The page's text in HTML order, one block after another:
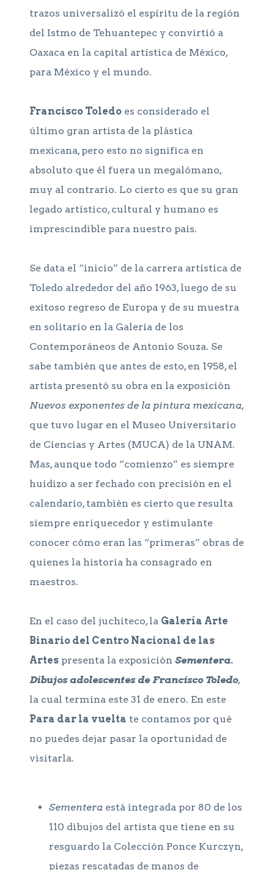
trazos universalizó el espíritu de la región
del Istmo de Tehuantepec y convirtió a
Oaxaca en la capital artística de México,
para México y el mundo.
Francisco Toledo es considerado el
último gran artista de la plástica
mexicana, pero esto no significa en
absoluto que él fuera un megalómano,
muy al contrario. Lo cierto es que su gran
legado artístico, cultural y humano es
imprescindible para nuestro país.
Se data el “inicio” de la carrera artística de
Toledo alrededor del año 1963, luego de su
exitoso regreso de Europa y de su muestra
en solitario en la Galería de los
Contemporáneos de Antonio Souza. Se
sabe también que antes de esto, en 1958, el
artista presentó su obra en la exposición
Nuevos exponentes de la pintura mexicana,
que tuvo lugar en el Museo Universitario
de Ciencias y Artes (MUCA) de la UNAM.
Mas, aunque todo “comienzo” es siempre
huidizo a ser fechado con precisión en el
calendario, también es cierto que resulta
siempre enriquecedor y estimulante
conocer cómo eran las “primeras” obras de
quienes la historia ha consagrado en
maestros.
En el caso del juchiteco, la Galería Arte
Binario del Centro Nacional de las
Artes presenta la exposición Sementera.
Dibujos adolescentes de Francisco Toledo,
la cual termina este 31 de enero. En este
Para dar la vuelta te contamos por qué
no puedes dejar pasar la oportunidad de
visitarla.
Sementera está integrada por 80 de los
110 dibujos del artista que tiene en su
resguardo la Colección Ponce Kurczyn,
piezas rescatadas de manos de